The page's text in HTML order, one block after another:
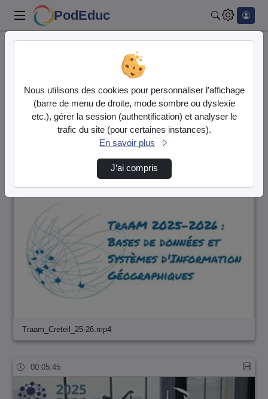
PodEduc
92 vidéos trouvées
Audio Vidéo
Direction de tri
Traam_Creteil_25-26.mp4
00:05:45
Nous utilisons des cookies pour personnaliser l’affichage
(barre de menu de droite, mode sombre ou dyslexie
etc.), gérer la session (authentification) et analyser le
trafic du site (pour certaines instances).
En savoir plus
J’ai compris